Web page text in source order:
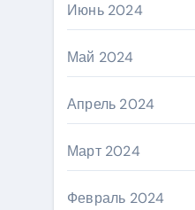
Июнь 2024
Май 2024
Апрель 2024
Март 2024
Февраль 2024